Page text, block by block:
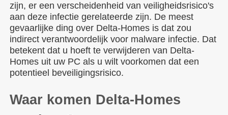
zijn, er een verscheidenheid van veiligheidsrisico's
aan deze infectie gerelateerde zijn. De meest
gevaarlijke ding over Delta-Homes is dat zou
indirect verantwoordelijk voor malware infectie. Dat
betekent dat u hoeft te verwijderen van Delta-
Homes uit uw PC als u wilt voorkomen dat een
potentieel beveiligingsrisico.
Waar komen Delta-Homes